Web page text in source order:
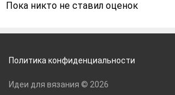
Пока никто не ставил оценок
Политика конфиденциальности
Идеи для вязания © 2026